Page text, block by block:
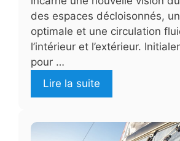
des espaces décloisonnés,
optimale et une circulation
l’intérieur et l’extérieur.
pour …
Lire la suite